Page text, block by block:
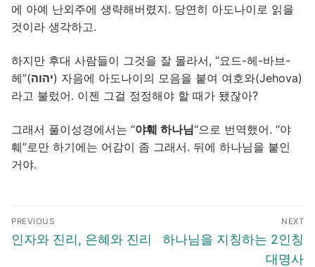
에 아예 난외주에 생략해버렸지. 당연히 아도나이로 읽을
것이라 생각하고.
하지만 후대 사람들이 그것을 잘 몰라서, “요드-헤-바브-
헤”(יהוה) 자음에 아도나이의 모음을 붙여 여호와(Jehova)
라고 불렀어. 이젠 그걸 정정해야 할 때가 됐잖아?
그래서 풀이성경에서는 “야훼 하나님“으로 번역했어. “야
훼”로만 하기에는 어감이 좀 그래서. 뒤에 하나님을 붙인
거야.
글
탐
PREVIOUS
Previous
인자와 진리, 은혜와 진리
NEXT
Next
하나님을 지칭하는 2인칭
대명사